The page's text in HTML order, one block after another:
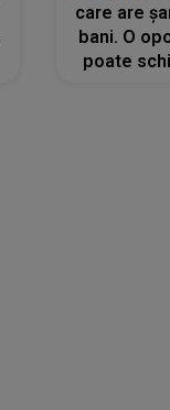
care are
bani. O
poate